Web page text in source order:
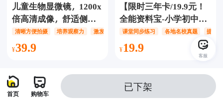
儿童生物显微镜，1200x
倍高清成像，舒适侧
观，智能补光，丰富新
的认知，带领孩子探索
清晰方便拍摄 培养观察力 激发探索欲
39.9
【限时三年卡/19.9元！
全能资料宝-小学初中全
覆盖！】粟氧资料宝会
员卡【3年/12年卡】，涵
盖小初高语、数、英、
200w份优质学习资料，
内容涵盖了全学科、多
课堂同步练习 各地名校真题 提升
19.9
首页 购物车
已下架
客服